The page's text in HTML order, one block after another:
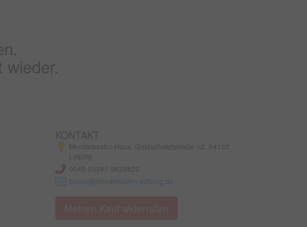
KONTAKT
Mendelssohn-Haus, Goldschmidtstraße 12, 04103
0049 (0)341 9628820